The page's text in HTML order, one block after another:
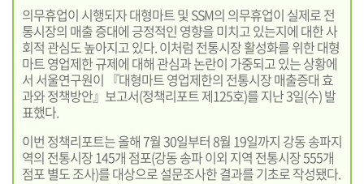
의무휴업이 시행되자 대형마트 및 SSM의 의무휴업이 실제로 전
통시장의 매출 증대에 긍정적인 영향을 미치고 있는지에 대한 사
회적 관심도 높아지고 있다. 이처럼 전통시장 활성화를 위한 대형
마트 영업제한 규제에 대해 관심과 논란이 가중되고 있는 상황에
서 서울연구원이 『대형마트 영업제한의 전통시장 매출증대 효
과와 정책방안』보고서(정책리포트 제125호)를 지난 3일(수) 발
표했다.
이번 정책리포트는 올해 7월 30일부터 8월 19일까지 강동 송파지
역의 전통시장 145개 점포(강동 송파 이외 지역 전통시장 555개
점포 별도 조사)를 대상으로 설문조사한 결과를 기초로 작성됐다.